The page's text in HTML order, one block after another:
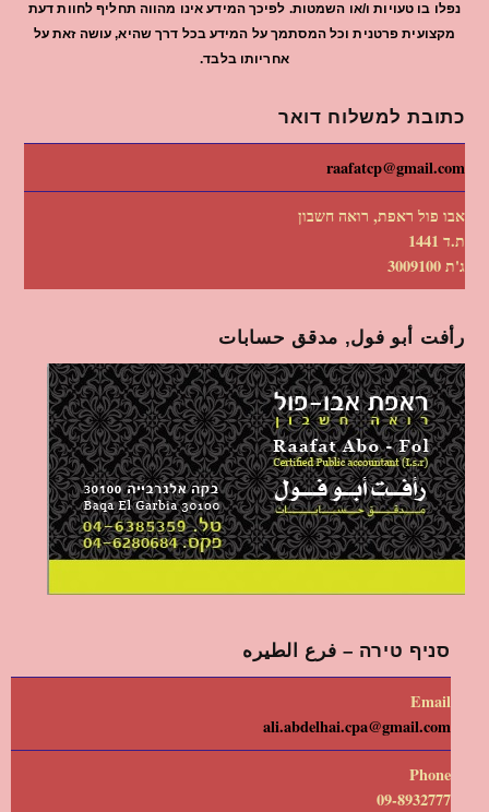
נפלו בו טעויות ו/או השמטות. לפיכך המידע אינו מהווה תחליף לחוות דעת
מקצועית פרטנית וכל המסתמך על המידע בכל דרך שהיא, עושה זאת על
אחריותו בלבד.
כתובת למשלוח דואר
raafatcp@gmail.com
אבו פול ראפת, רואה חשבון
ת.ד 1441
ג'ת 3009100
رأفت أبو فول, مدقق حسابات
סניף טירה – فرع الطيره
Email
ali.abdelhai.cpa@gmail.com
Phone
09-8932777